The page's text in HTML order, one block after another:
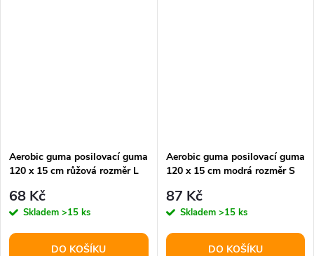
Aerobic guma posilovací guma
120 x 15 cm růžová rozměr L
68 Kč
Skladem >15 ks
DO KOŠÍKU
Aerobic guma posilovací guma
120 x 15 cm modrá rozměr S
87 Kč
Skladem >15 ks
DO KOŠÍKU